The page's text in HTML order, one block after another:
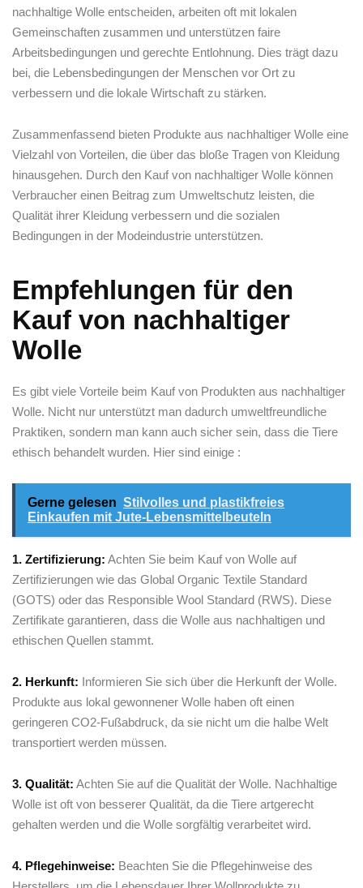
nachhaltige Wolle entscheiden, ‍arbeiten oft mit⁤ lokalen
⁢Gemeinschaften zusammen ​und ⁣unterstützen ⁤faire
Arbeitsbedingungen und gerechte Entlohnung. ⁤Dies ‍trägt ‌dazu
⁣bei, die‌ Lebensbedingungen der Menschen vor⁢ Ort zu
verbessern und die⁣ lokale Wirtschaft zu ​stärken.
Zusammenfassend ⁤bieten‌ Produkte aus nachhaltiger Wolle eine
⁣Vielzahl von ​Vorteilen, die ⁢über das bloße ​Tragen von Kleidung
hinausgehen.​ Durch den Kauf ​von ‌nachhaltiger Wolle können
Verbraucher⁤ einen Beitrag zum Umweltschutz⁣ leisten, die
⁣Qualität ihrer ⁣Kleidung verbessern und die sozialen
Bedingungen ​in der ⁤Modeindustrie unterstützen.
Empfehlungen für den
Kauf von nachhaltiger
Wolle
Es gibt viele Vorteile beim ​Kauf von Produkten aus nachhaltiger
⁢Wolle. Nicht nur unterstützt man dadurch⁤ umweltfreundliche
Praktiken,‍ sondern man ⁢kann ⁢auch sicher sein, dass die ‍Tiere
ethisch behandelt wurden. ​Hier sind einige ⁢:
Gerne gelesen Stilvolles und plastikfreies
Einkaufen mit Jute-Lebensmittelbeuteln
1.⁢ Zertifizierung: Achten ⁢Sie beim Kauf ​von⁢ Wolle auf
Zertifizierungen‌ wie das Global⁤ Organic Textile ⁢Standard
⁣(GOTS) oder das Responsible Wool ‍Standard​ (RWS). Diese⁣
Zertifikate garantieren, dass die Wolle aus nachhaltigen ⁢und
ethischen Quellen ‌stammt.
2.‍ Herkunft: Informieren ⁣Sie sich über die Herkunft der Wolle.⁣
Produkte aus ‍lokal gewonnener Wolle haben oft ⁤einen
geringeren CO2-Fußabdruck,⁤ da⁢ sie​ nicht ​um die halbe⁤ Welt
transportiert werden müssen.
3. Qualität: ⁢Achten ⁣Sie auf die Qualität der Wolle. Nachhaltige
Wolle ‍ist oft ⁤von besserer‌ Qualität, da⁢ die ⁣Tiere artgerecht⁢
gehalten werden und die​ Wolle sorgfältig verarbeitet⁢ wird.
4. Pflegehinweise: Beachten Sie ⁢die ⁣Pflegehinweise des